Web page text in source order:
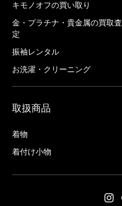
キモノオフの買い取り
金・プラチナ・貴金属の買取査
定
振袖レンタル
お洗濯・クリーニング
取扱商品
着物
着付け小物